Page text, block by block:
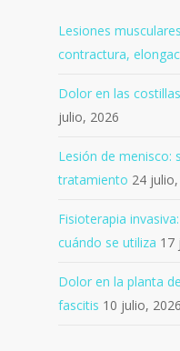
Lesiones
contractura,
Dolor en las
julio, 2026
Lesión de menisco:
tratamiento 24
Fisioterapia
cuándo se utiliza 17
Dolor en la planta
fascitis 10 julio, 2026